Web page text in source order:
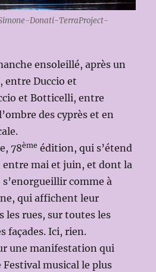
Donati-TerraProject-
ensoleillé, après un
entre Duccio et
et Botticelli, entre
des cyprès et en
78ème édition, qui s’étend
mai et juin, et dont la
s’enorgueillir comme à
qui affichent leur
les rues, sur toutes les
façades. Ici, rien.
une manifestation qui
Festival musical le plus